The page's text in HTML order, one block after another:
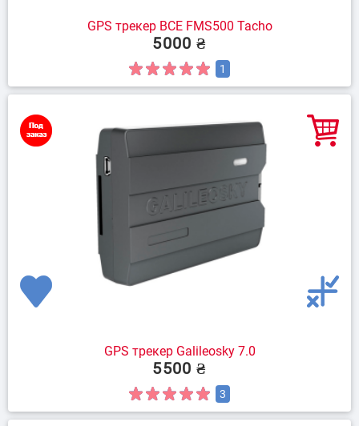
GPS трекер BCE FMS500 Tacho
5000 ₴
1
GPS трекер Galileosky 7.0
5500 ₴
3